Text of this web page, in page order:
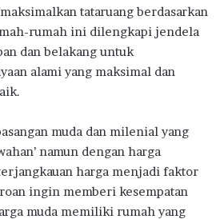
tataruang berdasarkan
rumah ini dilengkapi jendela
dan belakang untuk
alami yang maksimal dan
muda dan milenial yang
namun dengan harga
harga menjadi faktor
ingin memberi kesempatan
muda memiliki rumah yang